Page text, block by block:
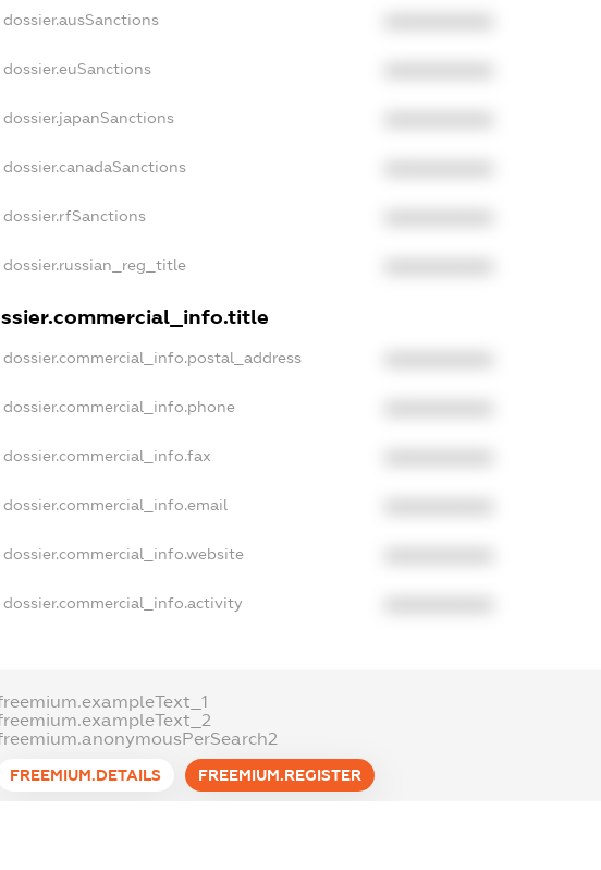
dossier.ausSanctions
dossier.euSanctions
dossier.japanSanctions
dossier.canadaSanctions
dossier.rfSanctions
dossier.russian_reg_title
dossier.commercial_info.postal_address
dossier.commercial_info.phone
dossier.commercial_info.fax
dossier.commercial_info.email
dossier.commercial_info.website
dossier.commercial_info.activity
FREEMIUM.DETAILS FREEMIUM.REGISTER